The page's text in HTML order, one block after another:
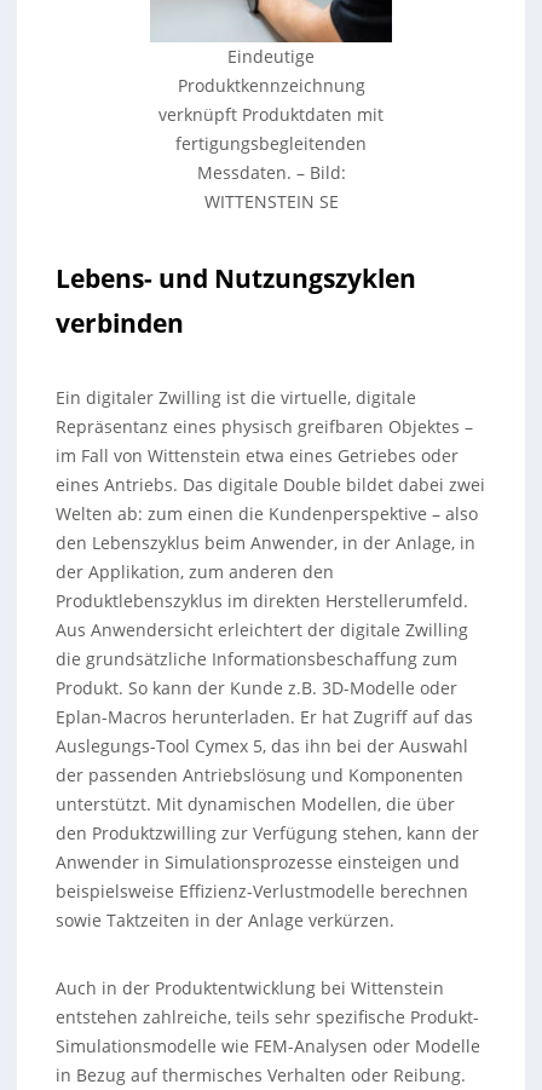
Eindeutige
Produktkennzeichnung
verknüpft Produktdaten mit
fertigungsbegleitenden
Messdaten. – Bild:
WITTENSTEIN SE
Lebens- und Nutzungszyklen
verbinden
Ein digitaler Zwilling ist die virtuelle, digitale
Repräsentanz eines physisch greifbaren Objektes –
im Fall von Wittenstein etwa eines Getriebes oder
eines Antriebs. Das digitale Double bildet dabei zwei
Welten ab: zum einen die Kundenperspektive – also
den Lebenszyklus beim Anwender, in der Anlage, in
der Applikation, zum anderen den
Produktlebenszyklus im direkten Herstellerumfeld.
Aus Anwendersicht erleichtert der digitale Zwilling
die grundsätzliche Informationsbeschaffung zum
Produkt. So kann der Kunde z.B. 3D-Modelle oder
Eplan-Macros herunterladen. Er hat Zugriff auf das
Auslegungs-Tool Cymex 5, das ihn bei der Auswahl
der passenden Antriebslösung und Komponenten
unterstützt. Mit dynamischen Modellen, die über
den Produktzwilling zur Verfügung stehen, kann der
Anwender in Simulationsprozesse einsteigen und
beispielsweise Effizienz-Verlustmodelle berechnen
sowie Taktzeiten in der Anlage verkürzen.
Auch in der Produktentwicklung bei Wittenstein
entstehen zahlreiche, teils sehr spezifische Produkt-
Simulationsmodelle wie FEM-Analysen oder Modelle
in Bezug auf thermisches Verhalten oder Reibung.